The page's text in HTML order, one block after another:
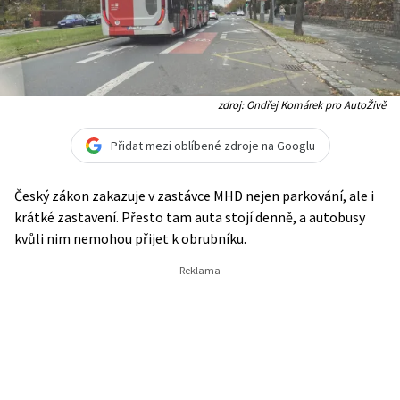
zdroj: Ondřej Komárek pro AutoŽivě
Přidat mezi oblíbené zdroje na Googlu
Český zákon zakazuje v zastávce MHD nejen parkování, ale i
krátké zastavení. Přesto tam auta stojí denně, a autobusy
kvůli nim nemohou přijet k obrubníku.